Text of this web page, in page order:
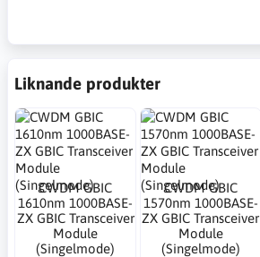
Liknande produkter
CWDM GBIC
1610nm 1000BASE-
ZX GBIC Transceiver
Module
(Singelmode)
CWDM GBIC
1570nm 1000BASE-
ZX GBIC Transceiver
Module
(Singelmode)